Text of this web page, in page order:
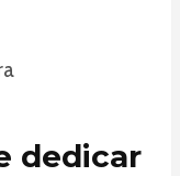
dedicar